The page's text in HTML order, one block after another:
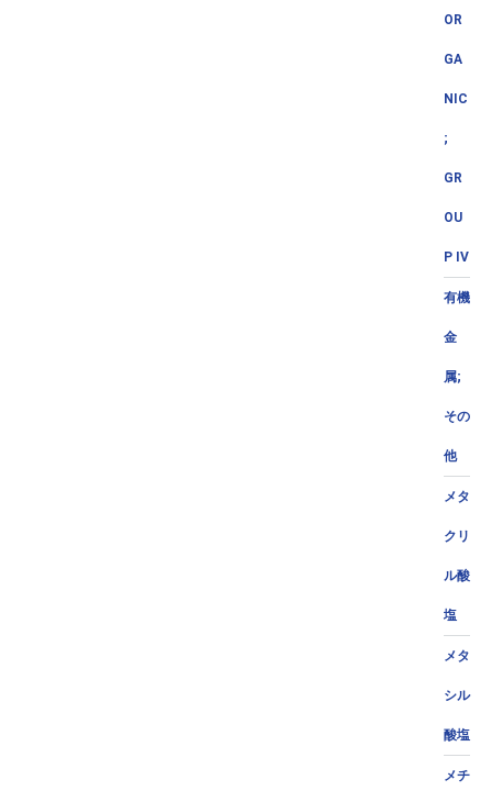
OR
GA
NIC
;
GR
OU
P IV
有機
金
属;
その
他
メタ
クリ
ル酸
塩
メタ
シル
酸塩
メチ